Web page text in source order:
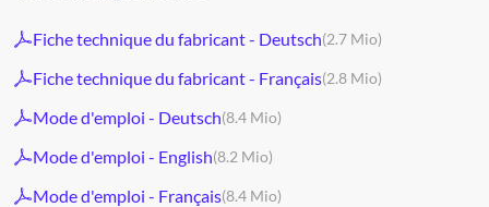
Fiche technique du fabricant - Deutsch(2.7 Mio)
Fiche technique du fabricant - Français(2.8 Mio)
Mode d'emploi - Deutsch(8.4 Mio)
Mode d'emploi - English(8.2 Mio)
Mode d'emploi - Français(8.4 Mio)